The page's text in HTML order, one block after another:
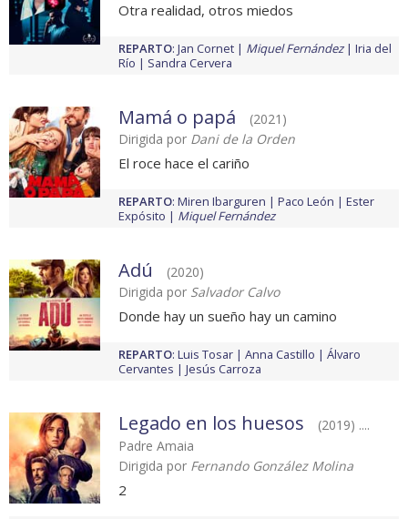
Otra realidad, otros miedos
REPARTO: Jan Cornet Miquel Fernández
Iria del
Río
Sandra Cervera
Mamá o papá
(2021)
Dirigida por Dani de la Orden
El roce hace el cariño
REPARTO: Miren Ibarguren Paco León
Ester
Expósito
Miquel Fernández
Adú
(2020)
Dirigida por Salvador Calvo
Donde hay un sueño hay un camino
REPARTO: Luis Tosar Anna Castillo
Álvaro
Cervantes
Jesús Carroza
Legado en los huesos
(2019) ....
Padre Amaia
Dirigida por Fernando González Molina
2